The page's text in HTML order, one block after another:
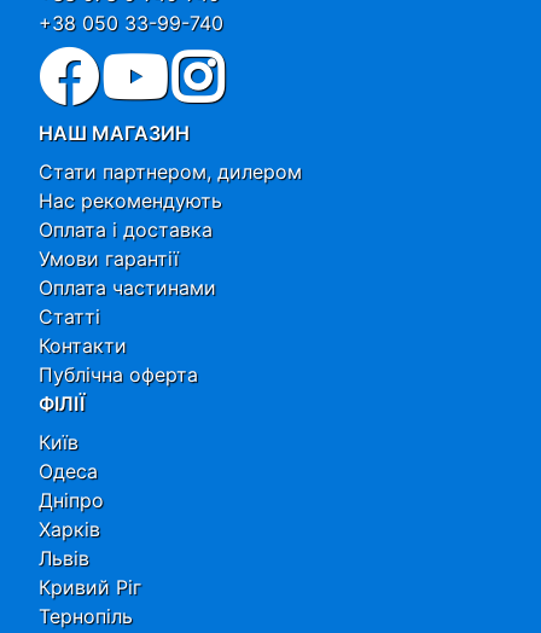
+38 050 33-99-740
НАШ МАГАЗИН
Стати партнером, дилером
Нас рекомендують
Оплата і доставка
Умови гарантії
Оплата частинами
Статті
Контакти
Публічна оферта
ФІЛІЇ
Київ
Одеса
Дніпро
Харків
Львів
Кривий Ріг
Тернопіль